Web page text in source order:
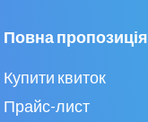
Повна пропозиція
Купити квиток
Прайс-лист